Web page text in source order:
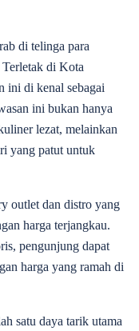
di telinga para
di Kota
ini di kenal sebagai
ini bukan hanya
lezat, melainkan
yang patut untuk
outlet dan distro yang
harga terjangkau.
pengunjung dapat
harga yang ramah di
satu daya tarik utama